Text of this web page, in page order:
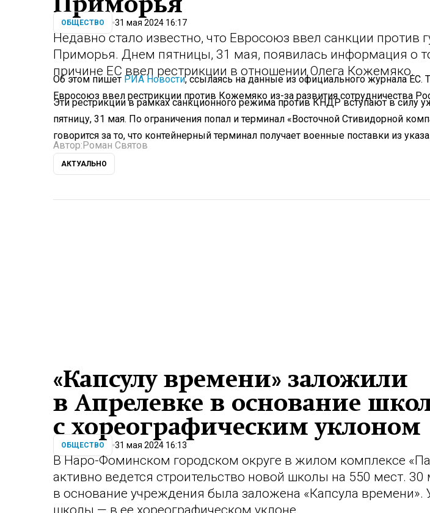
ОБЩЕСТВО 31 мая 2024 16:17
Недавно стало известно, что Евросоюз ввел санкции против
Приморья. Днем пятницы, 31 мая, появилась информация о
причине ЕС ввел рестрикции в отношении Олега Кожемяко.
Об этом пишет РИА Новости, ссылаясь на данные из официального журнала ЕС.
Евросоюз ввел рестрикции против Кожемяко из-за развития сотрудничества
Эти рестрикции в рамках санкционного режима против КНДР вступают в силу
пятницу, 31 мая. По ограничения попал и терминал «Восточной Стивидорной
говорится за то, что контейнерный терминал получает военные поставки из
Автор: Роман Святов
АКТУАЛЬНО
«Капсулу времени» заложили
в Апрелевке в основание
с хореографическим уклоном
ОБЩЕСТВО 31 мая 2024 16:13
В Наро-Фоминском городском округе в жилом комплексе
активно ведется строительство новой школы на 550 мест. 30
в основание учреждения была заложена «Капсула времени».
школы — в ее хореографическом уклоне.